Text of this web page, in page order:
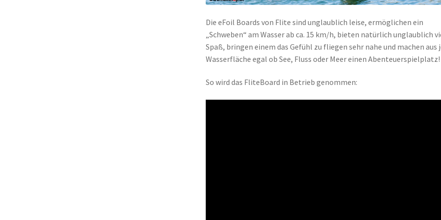
Die eFoil Boards von Flite sind unglaublich leise, ermöglichen ein
„Schweben“ am Wasser ab ca. 15 km/h, bieten natürlich unglaublich
Spaß, bringen einem das Gefühl zu fliegen sehr nahe und machen aus
Wasserfläche egal ob See, Fluss oder Meer einen Abenteuerspielplatz!
So wird das FliteBoard in Betrieb genommen: